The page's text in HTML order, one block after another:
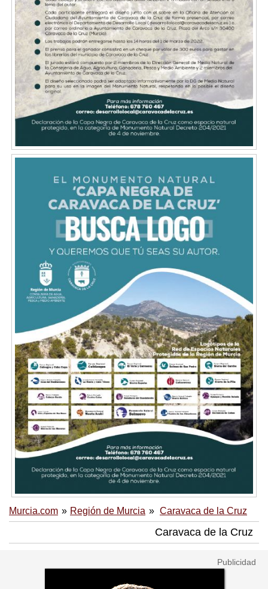
Murcia.com Región de Murcia Caravaca de la Cruz
Caravaca de la Cruz